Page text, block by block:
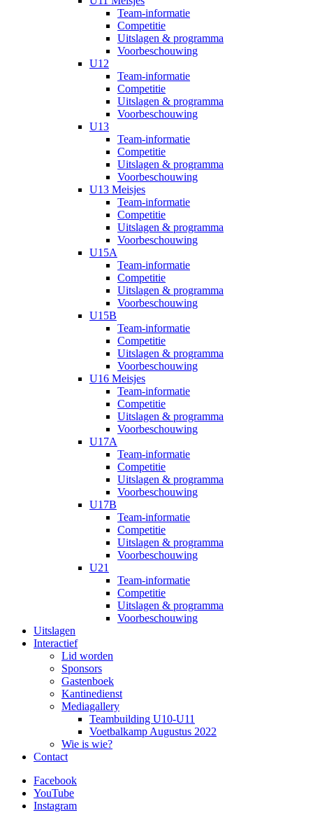
Team-informatie
Competitie
Uitslagen & programma
Voorbeschouwing
U12
Team-informatie
Competitie
Uitslagen & programma
Voorbeschouwing
U13
Team-informatie
Competitie
Uitslagen & programma
Voorbeschouwing
U13 Meisjes
Team-informatie
Competitie
Uitslagen & programma
Voorbeschouwing
U15A
Team-informatie
Competitie
Uitslagen & programma
Voorbeschouwing
U15B
Team-informatie
Competitie
Uitslagen & programma
Voorbeschouwing
U16 Meisjes
Team-informatie
Competitie
Uitslagen & programma
Voorbeschouwing
U17A
Team-informatie
Competitie
Uitslagen & programma
Voorbeschouwing
U17B
Team-informatie
Competitie
Uitslagen & programma
Voorbeschouwing
U21
Team-informatie
Competitie
Uitslagen & programma
Voorbeschouwing
Uitslagen
Interactief
Lid worden
Sponsors
Gastenboek
Kantinedienst
Mediagallery
Teambuilding U10-U11
Voetbalkamp Augustus 2022
Wie is wie?
Contact
Facebook
YouTube
Instagram